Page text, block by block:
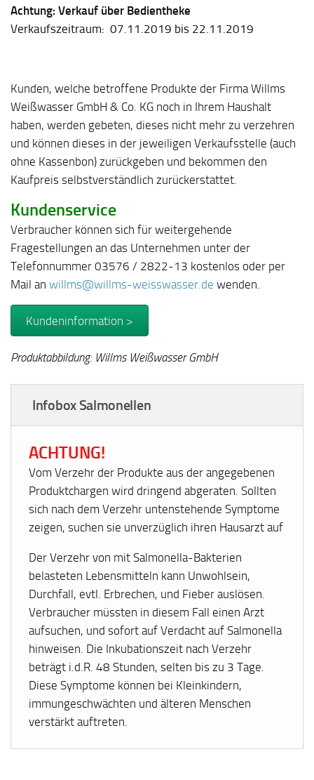
Achtung: Verkauf über Bedientheke
Verkaufszeitraum: 07.11.2019 bis 22.11.2019
Kunden, welche betroffene Produkte der Firma Willms
Weißwasser GmbH & Co. KG noch in Ihrem Haushalt
haben, werden gebeten, dieses nicht mehr zu verzehren
und können dieses in der jeweiligen Verkaufsstelle (auch
ohne Kassenbon) zurückgeben und bekommen den
Kaufpreis selbstverständlich zurückerstattet.
Kundenservice
Verbraucher können sich für weitergehende
Fragestellungen an das Unternehmen unter der
Telefonnummer 03576 / 2822-13 kostenlos oder per
Mail an willms@willms-weisswasser.de wenden.
Kundeninformation >
Produktabbildung: Willms Weißwasser GmbH
Infobox Salmonellen
ACHTUNG!
Vom Verzehr der Produkte aus der angegebenen
Produktchargen wird dringend abgeraten. Sollten
sich nach dem Verzehr untenstehende Symptome
zeigen, suchen sie unverzüglich ihren Hausarzt auf
Der Verzehr von mit Salmonella-Bakterien
belasteten Lebensmitteln kann Unwohlsein,
Durchfall, evtl. Erbrechen, und Fieber auslösen.
Verbraucher müssten in diesem Fall einen Arzt
aufsuchen, und sofort auf Verdacht auf Salmonella
hinweisen. Die Inkubationszeit nach Verzehr
beträgt i.d.R. 48 Stunden, selten bis zu 3 Tage.
Diese Symptome können bei Kleinkindern,
immungeschwächten und älteren Menschen
verstärkt auftreten.